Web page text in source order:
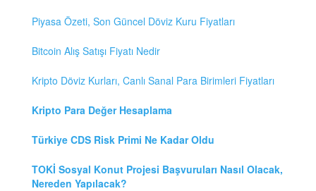
Piyasa Özeti, Son Güncel Döviz Kuru Fiyatları
Bitcoin Alış Satışı Fiyatı Nedir
Kripto Döviz Kurları, Canlı Sanal Para Birimleri Fiyatları
Kripto Para Değer Hesaplama
Türkiye CDS Risk Primi Ne Kadar Oldu
TOKİ Sosyal Konut Projesi Başvuruları Nasıl Olacak,
Nereden Yapılacak?